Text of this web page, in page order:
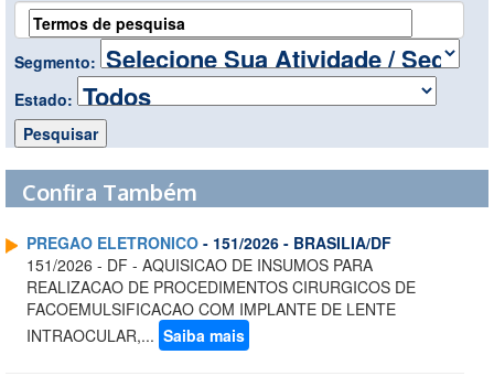
Segmento:
Estado:
Confira Também
PREGAO ELETRONICO - 151/2026 - BRASILIA/DF
151/2026 - DF - AQUISICAO DE INSUMOS PARA
REALIZACAO DE PROCEDIMENTOS CIRURGICOS DE
FACOEMULSIFICACAO COM IMPLANTE DE LENTE
INTRAOCULAR,... Saiba mais